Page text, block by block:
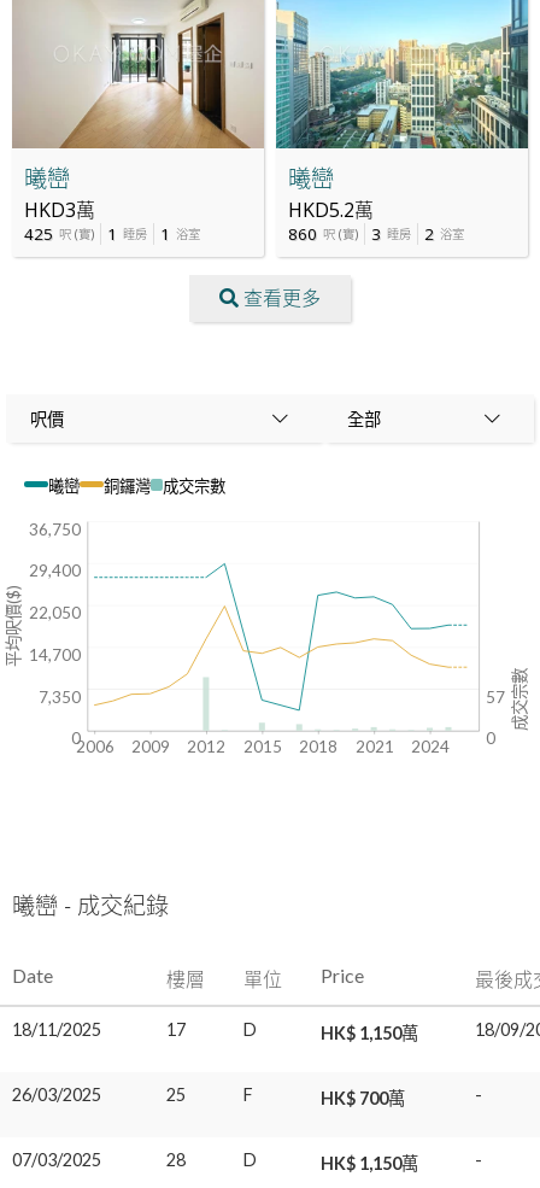
曦巒
HKD3萬
425 呎 (實) 1 睡房 1 浴室
曦巒
HKD5.2萬
860 呎 (實) 3 睡房 2 浴室
查看更多
呎價 全部
曦巒 銅鑼灣 成交宗數
57
0
2006 2009 2012 2015 2018 2021 2024
成交宗數
36,750
29,400
22,050
14,700
7,350
0
平均呎價($)
曦巒 - 成交紀錄
Date 樓層 單位 Price 最後成
18/11/2025 17 D HK$ 1,150萬 18/09/
26/03/2025 25 F HK$ 700萬 -
07/03/2025 28 D HK$ 1,150萬 -